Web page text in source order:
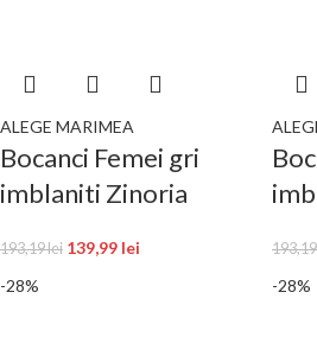
ALEGE MARIMEA
Bocanci Femei gri
imblaniti Zinoria
193,19lei 139,99 lei
-28% -28%